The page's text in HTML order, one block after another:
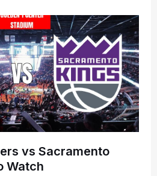
vs Sacramento
Watch